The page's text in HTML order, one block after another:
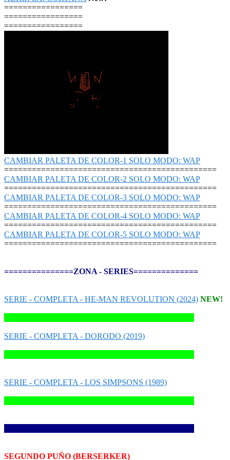
=================
=================
=================
CAMBIAR PALETA DE COLOR-1 SOLO MODO: WAP
==============================================
CAMBIAR PALETA DE COLOR-2 SOLO MODO: WAP
==============================================
CAMBIAR PALETA DE COLOR-3 SOLO MODO: WAP
==============================================
CAMBIAR PALETA DE COLOR-4 SOLO MODO: WAP
==============================================
CAMBIAR PALETA DE COLOR-5 SOLO MODO: WAP
==============================================
===============ZONA - SERIES==============
SERIE - COMPLETA - HE-MAN REVOLUTION (2024) NEW!
SERIE - COMPLETA - DORODO (2019)
SERIE - COMPLETA - LOS SIMPSONS (1989)
SEGUNDO PUÑO (BERSERKER)